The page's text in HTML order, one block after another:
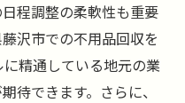
程調整の柔軟性も重要
沢市での不用品回収を
精通している地元の業
待できます。さらに、